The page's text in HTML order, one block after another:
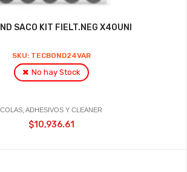
SACO KIT FIELT.NEG X40UNI
SKU: TECBOND24VAR
No hay Stock
COLAS, ADHESIVOS Y CLEANER
$10,936.61